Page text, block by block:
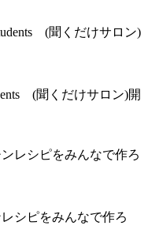
(聞くだけサロン)開
シピをみんなで作ろ